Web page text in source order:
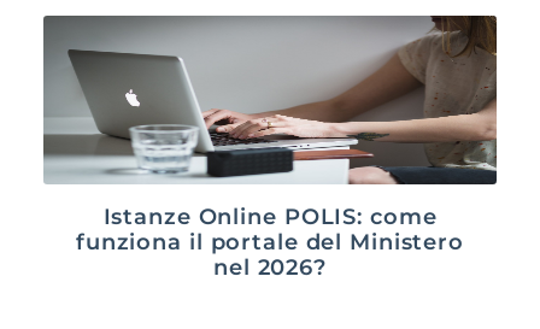
Istanze Online POLIS: come
funziona il portale del Ministero
nel 2026?